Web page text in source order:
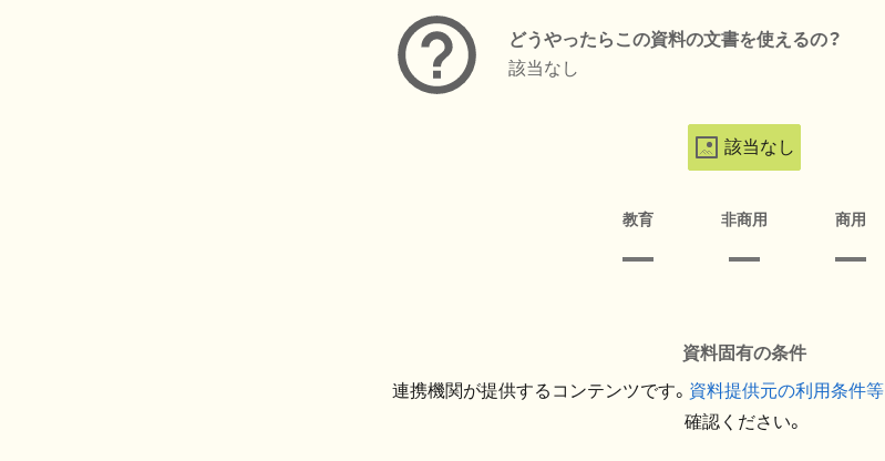
どうやったらこの資料の文書を使えるの？
該当なし
該当なし
教育 非商用 商用
資料固有の条件
連携機関が提供するコンテンツです。 資料提供元の利用条件等
確認ください。